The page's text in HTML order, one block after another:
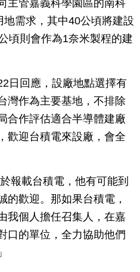
主管嘉義科學園區的南科
需求，其中40公頃將建設
頃則會作為1奈米製程的建
日回應，設廠地點選擇有
灣作為主要基地，不排除
合作評估適合半導體建廠
歡迎台積電來設廠，會全
報載台積電，他有可能到
的歡迎。那如果台積電，
我個人擔任召集人，在嘉
口的單位，全力協助他們